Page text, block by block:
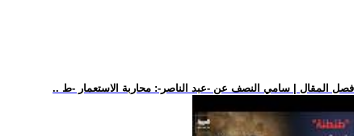
.. فصل المقال | سامي النصف عن -عبد الناصر-: محاربة الاستعمار -ط